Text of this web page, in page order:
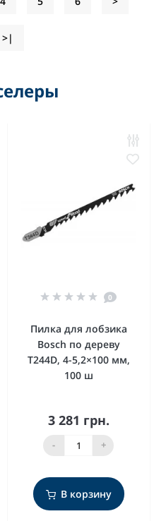
>|
0
Пилка для лобзика
Bosch по дереву
T244D, 4-5,2×100 мм,
100 ш
3 281 грн.
- +
В корзину